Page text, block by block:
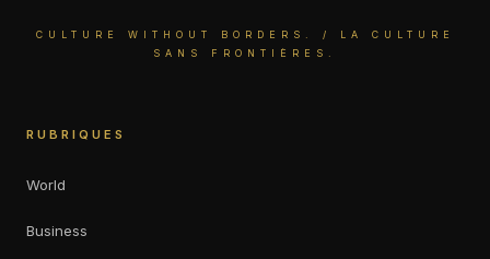
CULTURE WITHOUT BORDERS. / LA CULTURE
SANS FRONTIÈRES.
RUBRIQUES
World
Business